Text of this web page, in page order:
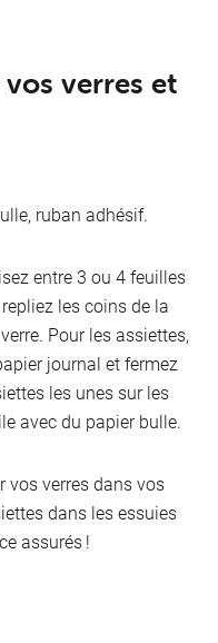
verres et
ruban adhésif.
entre 3 ou 4 feuilles
les coins de la
Pour les assiettes,
journal et fermez
les unes sur les
avec du papier bulle.
vos verres dans vos
dans les essuies
assurés !